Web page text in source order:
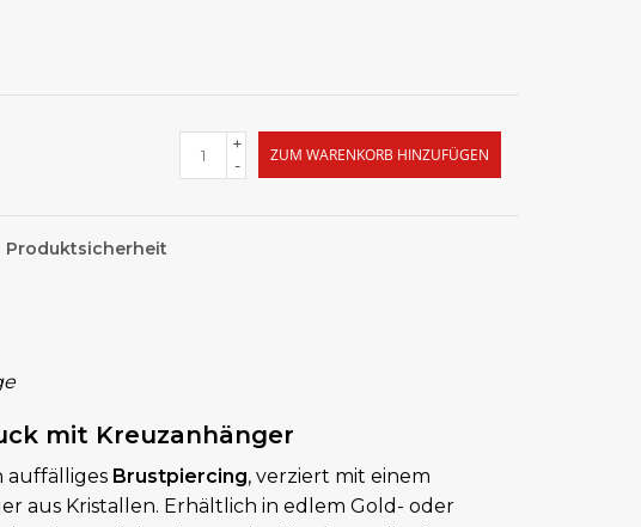
+
-
ZUM WARENKORB HINZUFÜGEN
Produktsicherheit
mit Kreuzanhänger
auffälliges Brustpiercing, verziert mit einem
aus Kristallen. Erhältlich in edlem Gold- oder